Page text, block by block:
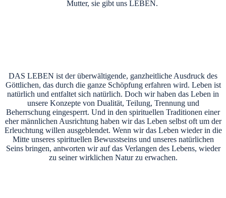
Mutter, sie gibt uns LEBEN.
DAS LEBEN ist der überwältigende, ganzheitliche Ausdruck des
Göttlichen, das durch die ganze Schöpfung erfahren wird. Leben ist
natürlich und entfaltet sich natürlich. Doch wir haben das Leben in
unsere Konzepte von Dualität, Teilung, Trennung und
Beherrschung eingesperrt. Und in den spirituellen Traditionen einer
eher männlichen Ausrichtung haben wir das Leben selbst oft um der
Erleuchtung willen ausgeblendet. Wenn wir das Leben wieder in die
Mitte unseres spirituellen Bewusstseins und unseres natürlichen
Seins bringen, antworten wir auf das Verlangen des Lebens, wieder
zu seiner wirklichen Natur zu erwachen.